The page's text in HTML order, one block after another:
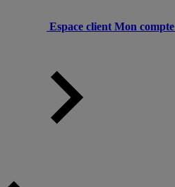
Espace client Mon compte